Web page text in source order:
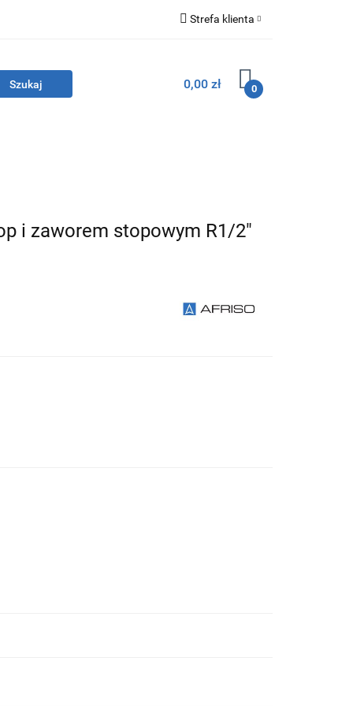
Strefa klienta
Zarejestruj się
0,00 zł 0
i zaworem stopowym R1/2"